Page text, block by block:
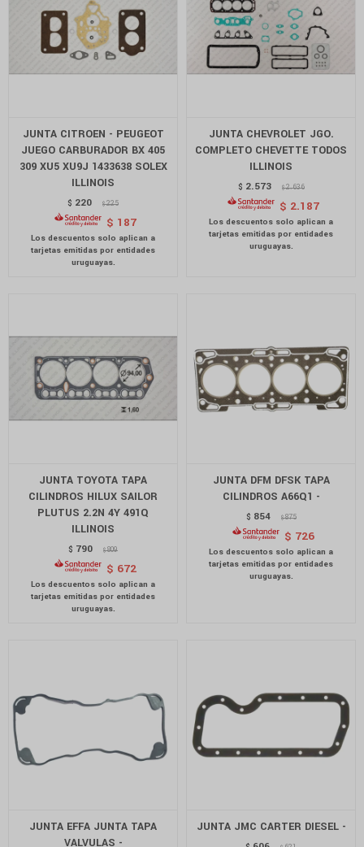
JUNTA CITROEN - PEUGEOT
JUEGO CARBURADOR BX 405
309 XU5 XU9J 1433638 SOLEX
ILLINOIS
$ 220 $225
$ 187
JUNTA CHEVROLET JGO.
COMPLETO CHEVETTE TODOS
ILLINOIS
$ 2.573 $2.636
$ 2.187
JUNTA TOYOTA TAPA
CILINDROS HILUX SAILOR
PLUTUS 2.2N 4Y 491Q
ILLINOIS
$ 790 $809
$ 672
JUNTA DFM DFSK TAPA
CILINDROS A66Q1 -
$ 854 $875
$ 726
JUNTA EFFA JUNTA TAPA
VALVULAS -
JUNTA JMC CARTER DIESEL -